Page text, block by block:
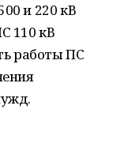
и 220 кВ
110 кВ
работы ПС